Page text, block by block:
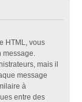
HTML, vous
message.
mais il
message
à
entre des